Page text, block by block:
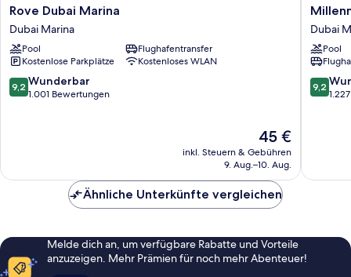
Rove
Dubai
Marina
Dubai
Marina
Rove Dubai Marina
Dubai Marina
Pool
Flughafentransfer
Kostenlose Parkplätze
Kostenloses WLAN
9.2
von
9,2 Wunderbar
1.001 Bewertungen
Der
Preis
beträgt
45 €
inkl. Steuern & Gebühren
9. Aug.–10. Aug.
Place
Marina
Dubai
Marina
Dubai
Pool
9.2
von
9,2
Ähnliche Unterkünfte vergleichen
Melde dich an, um verfügbare Rabatte und Vorteile
anzuzeigen. Mehr Prämien für noch mehr Abenteuer!